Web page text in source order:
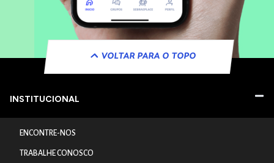
VOLTAR PARA O TOPO
INSTITUCIONAL
ENCONTRE-NOS
TRABALHE CONOSCO